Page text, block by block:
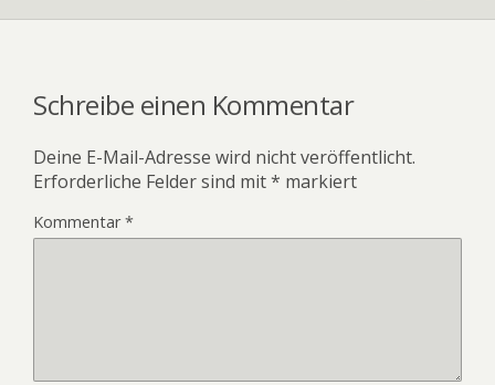
Schreibe einen Kommentar
Deine E-Mail-Adresse wird nicht veröffentlicht.
Erforderliche Felder sind mit* markiert
Kommentar*